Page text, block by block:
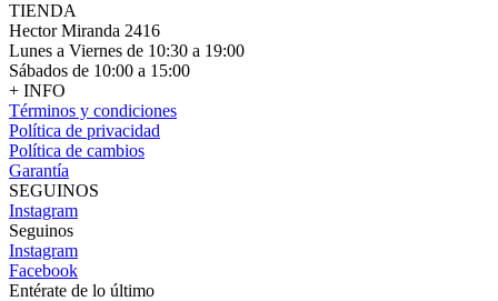
TIENDA
Hector Miranda 2416
Lunes a Viernes de 10:30 a 19:00
Sábados de 10:00 a 15:00
+ INFO
Términos y condiciones
Política de privacidad
Política de cambios
Garantía
SEGUINOS
Instagram
Seguinos
Instagram
Facebook
Entérate de lo último